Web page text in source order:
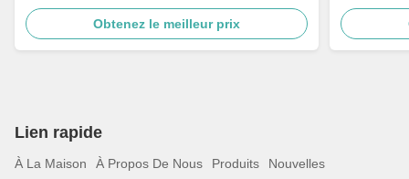
de moto, robinetterie en laiton, quincaillerie,
poignées de porteObtenez le meilleur prix
Lien rapide
À La Maison À Propos De Nous Produits
Nouvelles